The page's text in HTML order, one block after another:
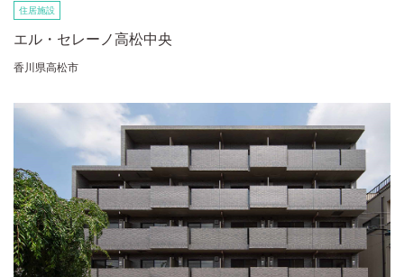
住居施設
エル・セレーノ高松中央
香川県高松市